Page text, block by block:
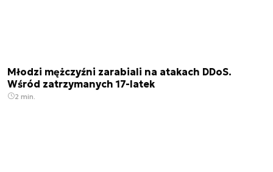
Młodzi mężczyźni zarabiali na atakach DDoS.
Wśród zatrzymanych 17-latek
2 min.